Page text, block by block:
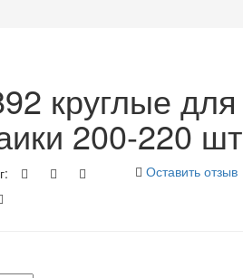
круглые для
200-220 шт
Оставить отзыв